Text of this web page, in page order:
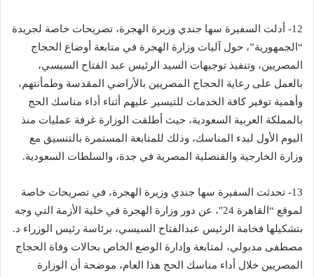
12- أدلت السفيرة سها جندي وزيرة الهجرة، تصريحات خاصة لجريدة
“الجمهورية”، حول آليات وزارة الهجرة في متابعة أوضاع الحجاج
المصريين، وتنفيذ توجيهات السيد الرئيس عبد الفتاح السيسي،
بالعمل على رعاية الحجاج المصريين بالأراضي المقدسة وطمأنتهم،
وأهمية توفير كافة الخدمات للتيسير عليهم أثناء أداء مناسك الحج
بالمملكة العربية السعودية، حيث أطلقت الوزارة غرفة عمليات منذ
اليوم الأول لبدء المناسك، وذلك للمتابعة المستمرة بالتنسيق مع
وزارة الخارجية والقنصلية المصرية في جدة، والسلطات السعودية.
13- تحدثت السفيرة سها جندي وزيرة الهجرة، في تصريحات خاصة
لموقع “القاهرة 24″، عن دور وزارة الهجرة في خلية الأزمة التي وجه
بتشكيلها فخامة الرئيس عبدالفتاح السيسي، برئاسة رئيس الوزراء د.
مصطفى مدبولي، لمتابعة وإدارة الوضع الخاص بحالات وفاة الحجاج
المصريين خلال أداء مناسك الحج هذا العام، موضحة أن الوزارة